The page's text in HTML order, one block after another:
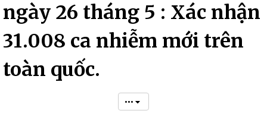
ngày 26 tháng 5 : Xác nhận
31.008 ca nhiễm mới trên
toàn quốc.
•••